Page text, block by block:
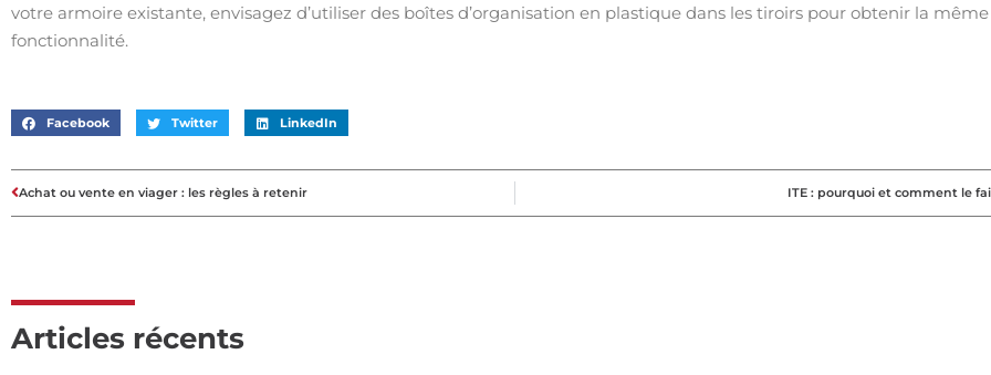
votre armoire existante, envisagez d’utiliser des boîtes d’organisation en plastique dans les tiroirs pour obtenir la même
fonctionnalité.
Facebook Twitter LinkedIn
Achat ou vente en viager : les règles à retenir ITE : pourquoi et comment le
Articles récents